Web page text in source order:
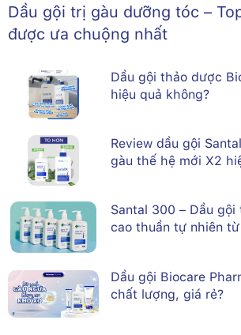
Dầu gội trị gàu dưỡng tóc –
được ưa chuộng nhất
Dầu gội thảo dược
hiệu quả không?
Review dầu gội
gàu thế hệ mới X2
Santal 300 – Dầu
cao thuần tự nhiên
Dầu gội Biocare
chất lượng, giá rẻ?